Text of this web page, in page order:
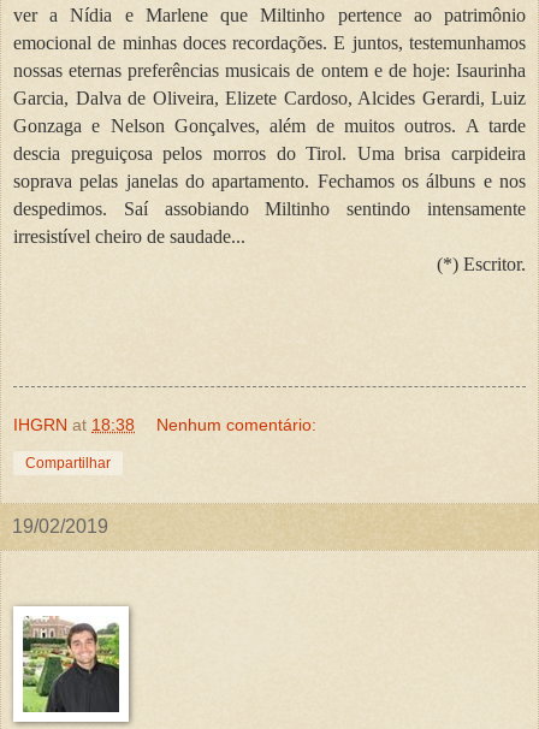
ver a Nídia e Marlene que Miltinho pertence ao patrimônio
emocional de minhas doces recordações. E juntos, testemunhamos
nossas eternas preferências musicais de ontem e de hoje: Isaurinha
Garcia, Dalva de Oliveira, Elizete Cardoso, Alcides Gerardi, Luiz
Gonzaga e Nelson Gonçalves, além de muitos outros. A tarde
descia preguiçosa pelos morros do Tirol. Uma brisa carpideira
soprava pelas janelas do apartamento. Fechamos os álbuns e nos
despedimos. Saí assobiando Miltinho sentindo intensamente
irresistível cheiro de saudade...
(*) Escritor.
IHGRN at 18:38 Nenhum comentário:
Compartilhar
19/02/2019